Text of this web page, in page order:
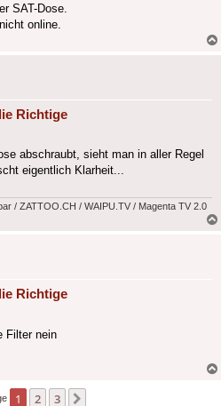
SAT-Dose.
online.
Richtige
abschraubt, sieht man in aller Regel
eigentlich Klarheit...
/ ZATTOO.CH / WAIPU.TV / Magenta TV 2.0
Richtige
Filter nein
1 2 3